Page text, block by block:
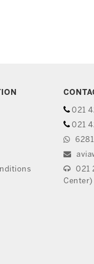
021
021
021
Center)